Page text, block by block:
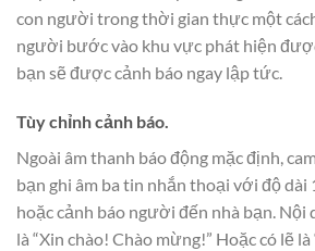
con người trong thời gian thực một
người bước vào khu vực phát hiện
bạn sẽ được cảnh báo ngay lập tức.
Tùy chỉnh cảnh báo.
Ngoài âm thanh báo động mặc định,
bạn ghi âm ba tin nhắn thoại với độ dài
hoặc cảnh báo người đến nhà bạn. Nội
là “Xin chào! Chào mừng!” Hoặc có lẽ